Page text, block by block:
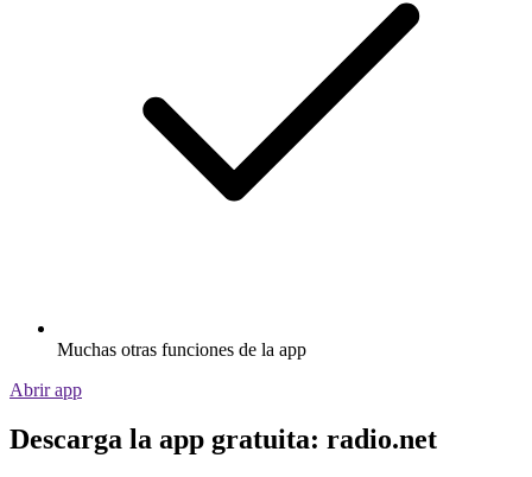
Muchas otras funciones de la app
Abrir app
Descarga la app gratuita: radio.net